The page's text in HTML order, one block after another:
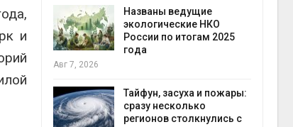
и
без
Названы ведущие
экологические НКО
России по итогам 2025
года
Авг 7, 2026
Тайфун, засуха и пожары:
сразу несколько
регионов столкнулись с